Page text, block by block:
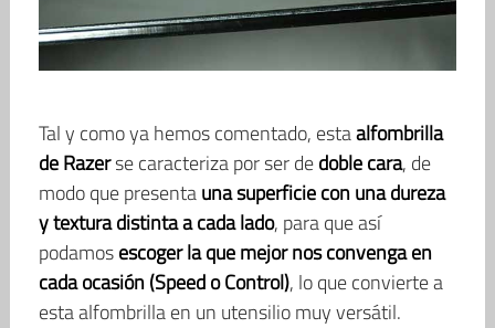
Tal y como ya hemos comentado, estaalfombrilla
de Razerse caracteriza por ser dedoble cara, de
modo que presentauna superficie con una dureza
y textura distinta a cada lado, para que así
podamosescoger la que mejor nos convenga en
cada ocasión (Speed o Control), lo que convierte a
esta alfombrilla en un utensilio muy versátil.